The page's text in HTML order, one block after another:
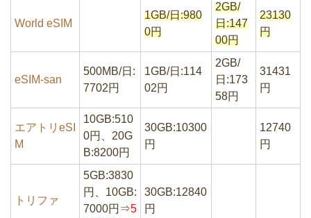
World eSIM
1GB/日:980
0円
2GB/
日:147
00円
23130
円
eSIM-san
500MB/日:
7702円
1GB/日:114
02円
2GB/
日:173
58円
31431
円
エアトリeSI
M
10GB:510
0円、20G
B:8200円
30GB:10300
円
12740
円
トリファ
5GB:3830
円、10GB:
7000円⇒5
30GB:12840
円